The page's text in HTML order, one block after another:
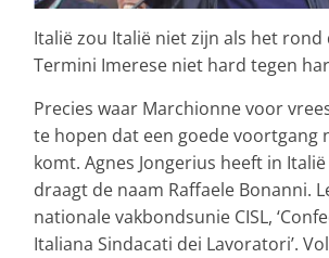
Italië zou Italië niet zijn als het rond
Termini Imerese niet hard tegen
Precies waar Marchionne voor
te hopen dat een goede voortgang
komt. Agnes Jongerius heeft in
draagt de naam Raffaele Bonanni.
nationale vakbondsunie CISL,
Italiana Sindacati dei Lavoratori’.